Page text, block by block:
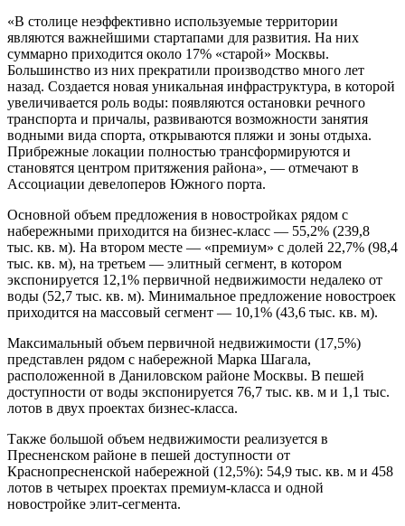
«В столице неэффективно используемые территории
являются важнейшими стартапами для развития. На них
суммарно приходится около 17% «старой» Москвы.
Большинство из них прекратили производство много лет
назад. Создается новая уникальная инфраструктура, в которой
увеличивается роль воды: появляются остановки речного
транспорта и причалы, развиваются возможности занятия
водными вида спорта, открываются пляжи и зоны отдыха.
Прибрежные локации полностью трансформируются и
становятся центром притяжения района», — отмечают в
Ассоциации девелоперов Южного порта.
Основной объем предложения в новостройках рядом с
набережными приходится на бизнес-класс — 55,2% (239,8
тыс. кв. м). На втором месте — «премиум» с долей 22,7% (98,4
тыс. кв. м), на третьем — элитный сегмент, в котором
экспонируется 12,1% первичной недвижимости недалеко от
воды (52,7 тыс. кв. м). Минимальное предложение новостроек
приходится на массовый сегмент — 10,1% (43,6 тыс. кв. м).
Максимальный объем первичной недвижимости (17,5%)
представлен рядом с набережной Марка Шагала,
расположенной в Даниловском районе Москвы. В пешей
доступности от воды экспонируется 76,7 тыс. кв. м и 1,1 тыс.
лотов в двух проектах бизнес-класса.
Также большой объем недвижимости реализуется в
Пресненском районе в пешей доступности от
Краснопресненской набережной (12,5%): 54,9 тыс. кв. м и 458
лотов в четырех проектах премиум-класса и одной
новостройке элит-сегмента.